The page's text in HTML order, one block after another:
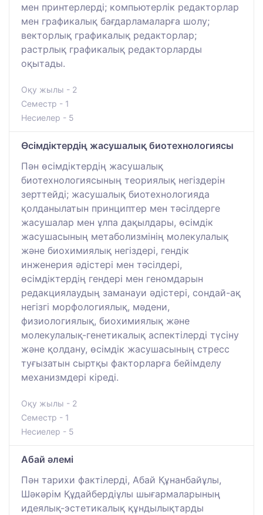
мен принтерлерді; компьютерлік редакторлар
мен графикалық бағдарламаларға шолу;
векторлық графикалық редакторлар;
растрлық графикалық редакторларды
оқытады.
Оқу жылы - 2
Семестр - 1
Несиелер - 5
Өсімдіктердің жасушалық биотехнологиясы
Пән өсімдіктердің жасушалық
биотехнологиясының теориялық негіздерін
зерттейді; жасушалық биотехнологияда
қолданылатын принциптер мен тәсілдерге
жасушалар мен ұлпа дақылдары, өсімдік
жасушасының метаболизмінің молекулалық
және биохимиялық негіздері, гендік
инженерия әдістері мен тәсілдері,
өсімдіктердің гендері мен геномдарын
редакциялаудың заманауи әдістері, сондай-ақ
негізгі морфологиялық, мәдени,
физиологиялық, биохимиялық және
молекулалық-генетикалық аспектілерді түсіну
және қолдану, өсімдік жасушасының стресс
туғызатын сыртқы факторларға бейімделу
механизмдері кіреді.
Оқу жылы - 2
Семестр - 1
Несиелер - 5
Абай әлемі
Пән тарихи фактілерді, Абай Құнанбайұлы,
Шәкәрім Құдайбердіұлы шығармаларының
идеялық-эстетикалық құндылықтарды